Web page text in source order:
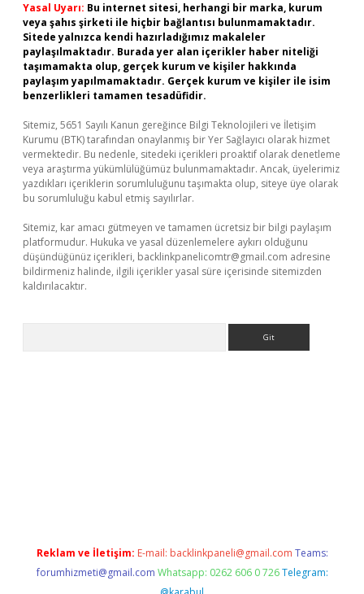
Yasal Uyarı: Bu internet sitesi, herhangi bir marka, kurum
veya şahıs şirketi ile hiçbir bağlantısı bulunmamaktadır.
Sitede yalnızca kendi hazırladığımız makaleler
paylaşılmaktadır. Burada yer alan içerikler haber niteliği
taşımamakta olup, gerçek kurum ve kişiler hakkında
paylaşım yapılmamaktadır. Gerçek kurum ve kişiler ile isim
benzerlikleri tamamen tesadüfidir.
Sitemiz, 5651 Sayılı Kanun gereğince Bilgi Teknolojileri ve İletişim
Kurumu (BTK) tarafından onaylanmış bir Yer Sağlayıcı olarak hizmet
vermektedir. Bu nedenle, sitedeki içerikleri proaktif olarak denetleme
veya araştırma yükümlülüğümüz bulunmamaktadır. Ancak, üyelerimiz
yazdıkları içeriklerin sorumluluğunu taşımakta olup, siteye üye olarak
bu sorumluluğu kabul etmiş sayılırlar.
Sitemiz, kar amacı gütmeyen ve tamamen ücretsiz bir bilgi paylaşım
platformudur. Hukuka ve yasal düzenlemelere aykırı olduğunu
düşündüğünüz içerikleri, backlinkpanelicomtr@gmail.com adresine
bildirmeniz halinde, ilgili içerikler yasal süre içerisinde sitemizden
kaldırılacaktır.
Reklam ve İletişim: E-mail: backlinkpaneli@gmail.com Teams:
forumhizmeti@gmail.com Whatsapp: 0262 606 0 726 Telegram: